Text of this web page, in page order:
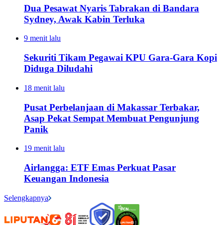
Dua Pesawat Nyaris Tabrakan di Bandara
Sydney, Awak Kabin Terluka
9 menit lalu
Sekuriti Tikam Pegawai KPU Gara-Gara Kopi
Diduga Diludahi
18 menit lalu
Pusat Perbelanjaan di Makassar Terbakar,
Asap Pekat Sempat Membuat Pengunjung
Panik
19 menit lalu
Airlangga: ETF Emas Perkuat Pasar
Keuangan Indonesia
Selengkapnya